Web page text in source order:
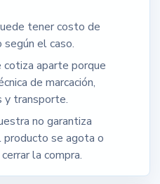
tener costo de
el caso.
cotiza aparte porque
de marcación,
y transporte.
no garantiza
producto se agota o
la compra.